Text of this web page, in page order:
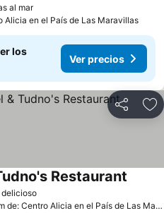
al mar
Alicia en el País de Las Maravillas
los
Ver precios
Compartir
Restaurant
a 0.4 km de: Centro Alicia en el País de Las Maravillas